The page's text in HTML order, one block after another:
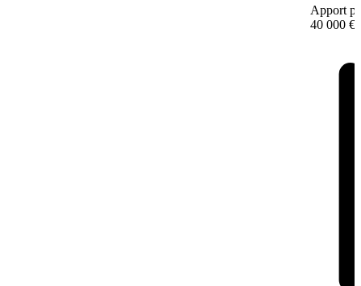
Apport
40 000 €